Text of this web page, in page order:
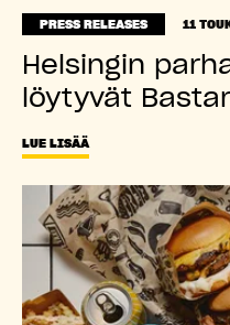
PRESS RELEASES 11
Helsingin
löytyvät
LUE LISÄÄ